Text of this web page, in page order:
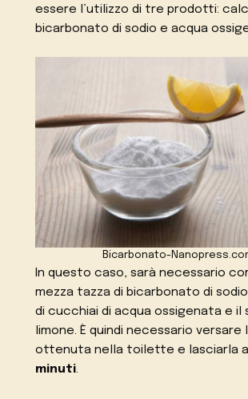
essere l’utilizzo di tre prodotti:
bicarbonato di sodio e acqua
Bicarbonato-
In questo caso, sarà necessario
mezza tazza di bicarbonato di
di cucchiai di acqua ossigenata e il
limone. È quindi necessario versare
ottenuta nella toilette e lasciarla
minuti.